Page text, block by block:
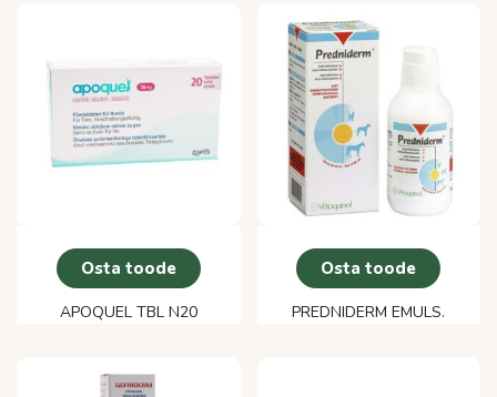
Osta toode
APOQUEL TBL N20
Osta toode
PREDNIDERM EMULS.